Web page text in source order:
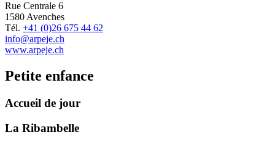
Rue Centrale 6
1580 Avenches
Tél. +41 (0)26 675 44 62
info@arpeje.ch
www.arpeje.ch
Petite enfance
Accueil de jour
La Ribambelle